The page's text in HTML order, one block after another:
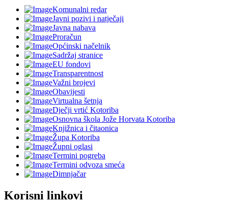
Komunalni redar
Javni pozivi i natječaji
Javna nabava
Proračun
Općinski načelnik
Sadržaj stranice
EU fondovi
Transparentnost
Važni brojevi
Obavijesti
Virtualna šetnja
Dječji vrtić Kotoriba
Osnovna škola Jože Horvata Kotoriba
Knjižnica i čitaonica
Župa Kotoriba
Župni oglasi
Termini pogreba
Termini odvoza smeća
Dimnjačar
Korisni linkovi